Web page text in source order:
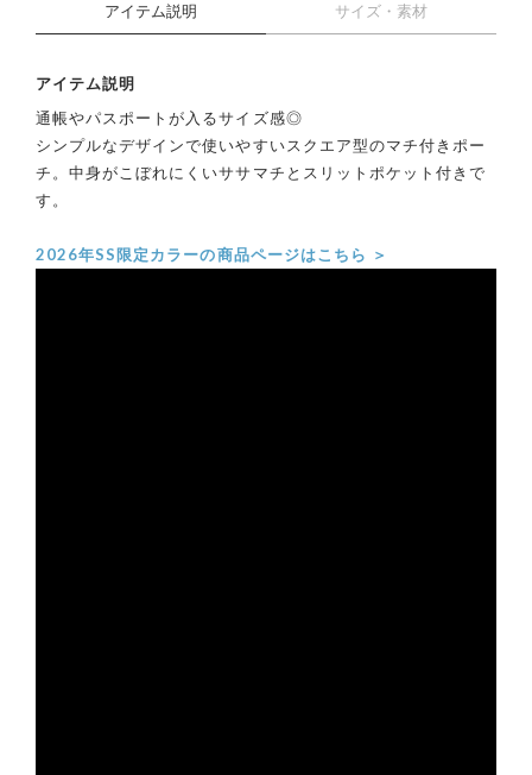
アイテム説明 サイズ・素材
アイテム説明
通帳やパスポートが入るサイズ感◎
シンプルなデザインで使いやすいスクエア型のマチ付きポー
チ。中身がこぼれにくいササマチとスリットポケット付きで
す。
2026年SS限定カラーの商品ページはこちら ＞